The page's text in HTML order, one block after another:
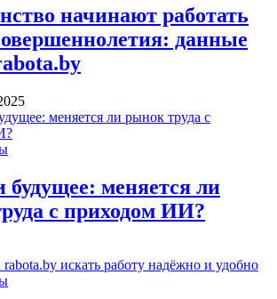
начинают работать
данные
будущее: меняется ли
с приходом ИИ?